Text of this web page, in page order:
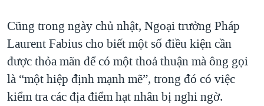
Cũng trong ngày chủ nhật, Ngoại trưởng Pháp
Laurent Fabius cho biết một số điều kiện cần
được thỏa mãn để có một thoả thuận mà ông gọi
là “một hiệp định mạnh mẽ”, trong đó có việc
kiểm tra các địa điểm hạt nhân bị nghi ngờ.